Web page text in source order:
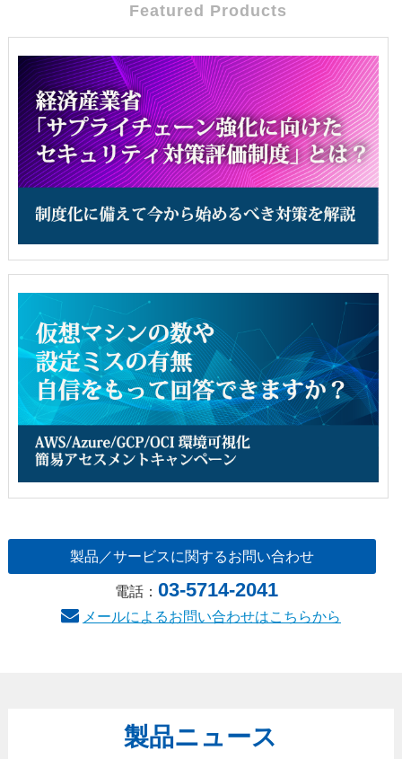
Featured Products
製品／サービスに関するお問い合わせ
電話： 03-5714-2041
メールによるお問い合わせはこちらから
製品ニュース